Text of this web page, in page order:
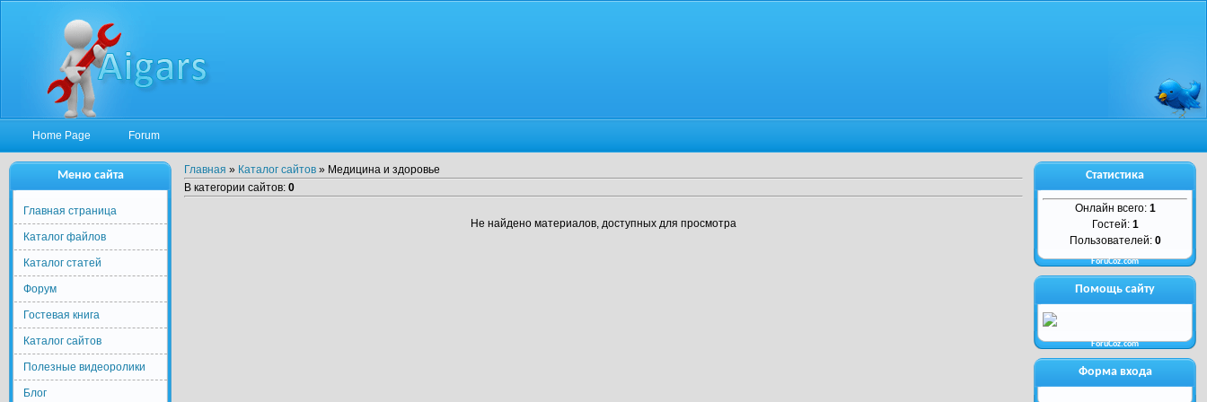
Home Page Forum
Главная » Каталог сайтов » Медицина и здоровье
В категории сайтов: 0
Не найдено материалов, доступных для просмотра
Меню сайта
Главная страница
Каталог файлов
Каталог статей
Форум
Гостевая книга
Каталог сайтов
Полезные видеоролики
Блог
Статистика
Онлайн всего: 1
Гостей: 1
Пользователей: 0
ForuCoz.com
Помощь сайту
ForuCoz.com
Форма входа